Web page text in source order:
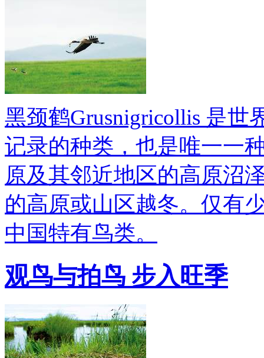
黑颈鹤Grusnigricollis 是世
记录的种类，也是唯一一
原及其邻近地区的高原沼
的高原或山区越冬。仅有
中国特有鸟类。
观鸟与拍鸟 步入旺季